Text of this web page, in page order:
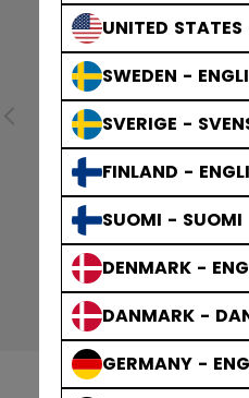
UNITED
SWEDEN -
SVERIGE -
FINLAND -
SUOMI - SUOMI
DENMARK -
DANMARK -
GERMANY -